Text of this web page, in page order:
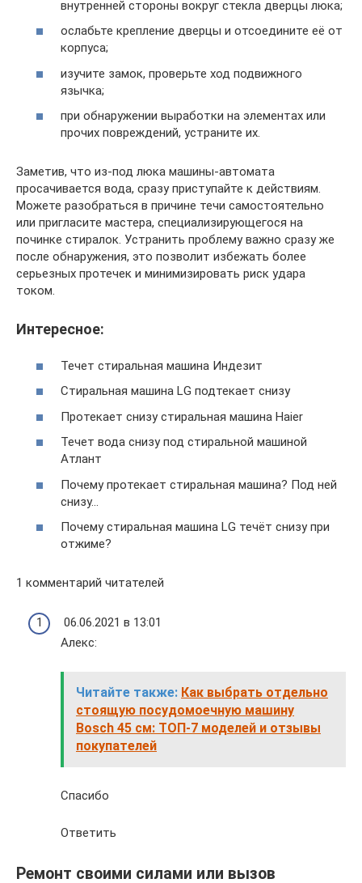
внутренней стороны вокруг стекла дверцы люка;
ослабьте крепление дверцы и отсоедините её от
корпуса;
изучите замок, проверьте ход подвижного
язычка;
при обнаружении выработки на элементах или
прочих повреждений, устраните их.
Заметив, что из-под люка машины-автомата
просачивается вода, сразу приступайте к действиям.
Можете разобраться в причине течи самостоятельно
или пригласите мастера, специализирующегося на
починке стиралок. Устранить проблему важно сразу же
после обнаружения, это позволит избежать более
серьезных протечек и минимизировать риск удара
током.
Интересное:
Течет стиральная машина Индезит
Стиральная машина LG подтекает снизу
Протекает снизу стиральная машина Haier
Течет вода снизу под стиральной машиной
Атлант
Почему протекает стиральная машина? Под ней
снизу…
Почему стиральная машина LG течёт снизу при
отжиме?
1 комментарий читателей
06.06.2021 в 13:01
Алекс:
Читайте также: Как выбрать отдельно
стоящую посудомоечную машину
Bosch 45 см: ТОП-7 моделей и отзывы
покупателей
Спасибо
Ответить
Ремонт своими силами или вызов